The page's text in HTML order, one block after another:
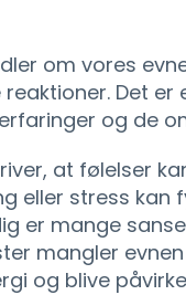
om vores
Det er
og de
at følelser
eller stress
er mange
mangler
og blive